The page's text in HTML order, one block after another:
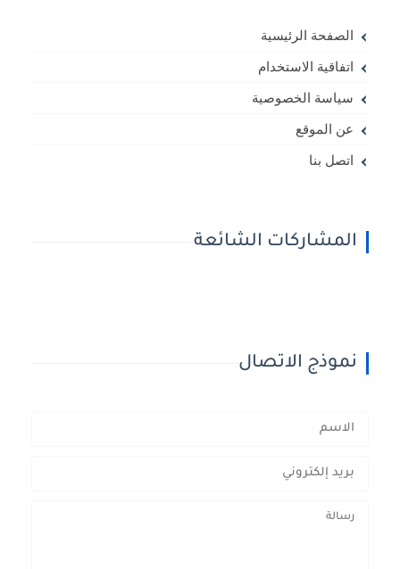
الصفحة الرئيسية
اتفاقية الاستخدام
سياسة الخصوصية
عن الموقع
اتصل بنا
المشاركات الشائعة
نموذج الاتصال